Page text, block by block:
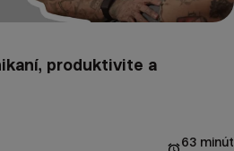
produktivite a
63 minút